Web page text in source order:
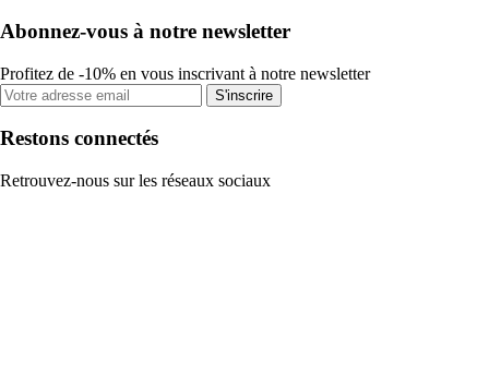
Abonnez-vous à notre newsletter
Profitez de -10% en vous inscrivant à notre newsletter
S'inscrire
Restons connectés
Retrouvez-nous sur les réseaux sociaux